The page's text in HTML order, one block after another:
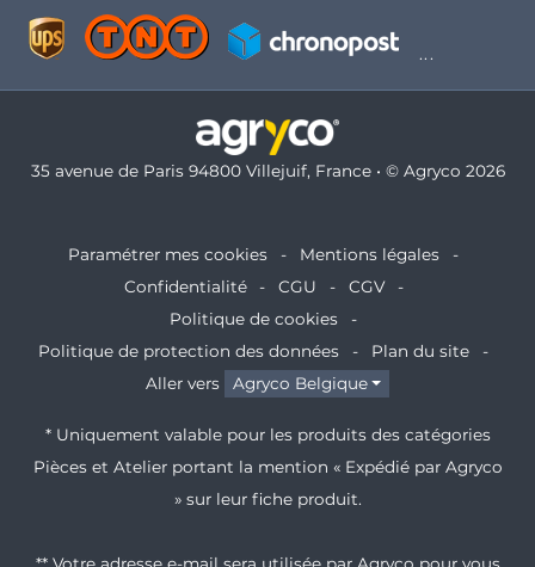
35 avenue de Paris 94800 Villejuif, France • © Agryco 2026
Paramétrer mes cookies
Mentions légales
Confidentialité
CGU
CGV
Politique de cookies
Politique de protection des données
Plan du site
Aller vers
Agryco Belgique
* Uniquement valable pour les produits des catégories
Pièces et Atelier portant la mention « Expédié par Agryco
» sur leur fiche produit.